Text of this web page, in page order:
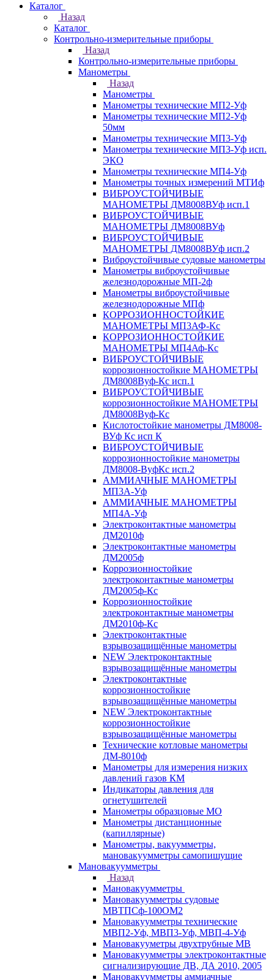
Каталог
Назад
Каталог
Контрольно-измерительные приборы
Назад
Контрольно-измерительные приборы
Манометры
Назад
Манометры
Манометры технические МП2-Уф
Манометры технические МП2-Уф
50мм
Манометры технические МП3-Уф
Манометры технические МП3-Уф исп.
ЭКО
Манометры технические МП4-Уф
Манометры точных измерений МТИф
ВИБРОУСТОЙЧИВЫЕ
МАНОМЕТРЫ ДМ8008ВУф исп.1
ВИБРОУСТОЙЧИВЫЕ
МАНОМЕТРЫ ДМ8008ВУф
ВИБРОУСТОЙЧИВЫЕ
МАНОМЕТРЫ ДМ8008ВУф исп.2
Виброустойчивые судовые манометры
Манометры виброустойчивые
железнодорожные МП-2ф
Манометры виброустойчивые
железнодорожные МПф
КОРРОЗИОННОСТОЙКИЕ
МАНОМЕТРЫ МП3АФ-Кс
КОРРОЗИОННОСТОЙКИЕ
МАНОМЕТРЫ МП4Аф-Кс
ВИБРОУСТОЙЧИВЫЕ
коррозионностойкие МАНОМЕТРЫ
ДМ8008Вуф-Кс исп.1
ВИБРОУСТОЙЧИВЫЕ
коррозионностойкие МАНОМЕТРЫ
ДМ8008Вуф-Кс
Кислотостойкие манометры ДМ8008-
ВУф Кс исп К
ВИБРОУСТОЙЧИВЫЕ
коррозионностойкие манометры
ДМ8008-ВуфКс исп.2
АММИАЧНЫЕ МАНОМЕТРЫ
МП3А-Уф
АММИАЧНЫЕ МАНОМЕТРЫ
МП4А-Уф
Электроконтактные манометры
ДМ2010ф
Электроконтактные манометры
ДМ2005ф
Коррозионностойкие
электроконтактные манометры
ДМ2005ф-Кс
Коррозионностойкие
электроконтактные манометры
ДМ2010ф-Кс
Электроконтактные
взрывозащищённые манометры
NEW Электроконтактные
взрывозащищённые манометры
Электроконтактные
коррозионностойкие
взрывозащищённые манометры
NEW Электроконтактные
коррозионностойкие
взрывозащищённые манометры
Технические котловые манометры
ДМ-8010ф
Манометры для измерения низких
давлений газов КМ
Индикаторы давления для
огнетушителей
Манометры образцовые МО
Манометры дистанционные
(капиллярные)
Манометры, вакуумметры,
мановакуумметры самопишущие
Мановакуумметры
Назад
Мановакуумметры
Мановакуумметры судовые
МВТПСф-100ОМ2
Мановакуумметры технические
МВП2-Уф, МВП3-Уф, МВП-4-Уф
Мановакууметры двухтрубные МВ
Мановакуумметры электроконтактные
сигнализирующие ДВ, ДА 2010, 2005
Мановакуумметры аммиачные